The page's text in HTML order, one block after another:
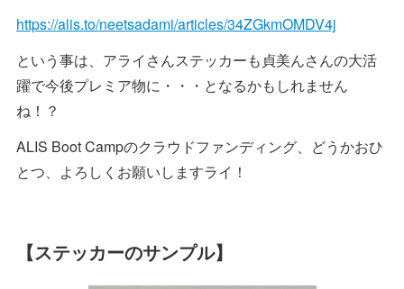
https://alis.to/neetsadami/articles/34ZGkmOMDV4j
という事は、アライさんステッカーも貞美んさんの大活
躍で今後プレミア物に・・・となるかもしれません
ね！？
ALIS Boot Campのクラウドファンディング、どうかおひ
とつ、よろしくお願いしますライ！
【ステッカーのサンプル】